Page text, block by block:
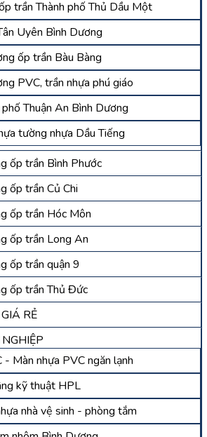
trần Thành phố Thủ Dầu Một
Uyên Bình Dương
ốp trần Bàu Bàng
PVC, trần nhựa phú giáo
Thuận An Bình Dương
tường nhựa Dầu Tiếng
ốp trần Bình Phước
ốp trần Củ Chi
ốp trần Hóc Môn
ốp trần Long An
ốp trần quận 9
ốp trần Thủ Đức
RẺ
- Màn nhựa PVC ngăn lạnh
kỹ thuật HPL
nhà vệ sinh - phòng tắm